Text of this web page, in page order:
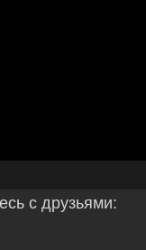
с друзьями: